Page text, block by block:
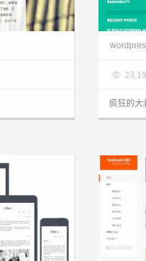

疯狂的大